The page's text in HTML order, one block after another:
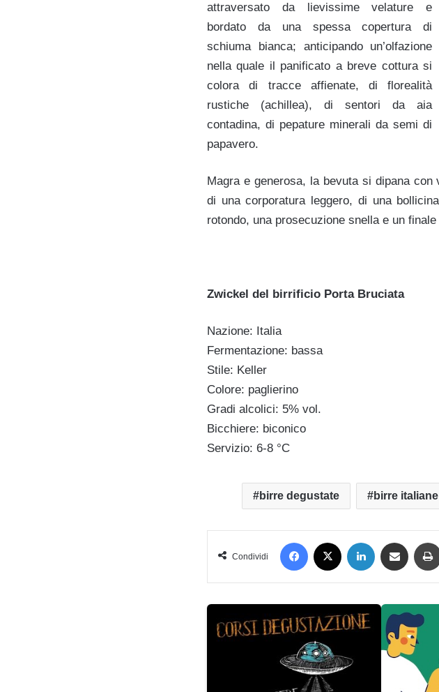
attraversato da lievissime velature e
bordato da una spessa copertura di
schiuma bianca; anticipando un’olfazione
nella quale il panificato a breve cottura si
colora di tracce affienate, di florealità
rustiche (achillea), di sentori da aia
contadina, di pepature minerali da semi di
papavero.
Magra e generosa, la bevuta si dipana
di una corporatura leggero, di una
rotondo, una prosecuzione snella e un
Zwickel del birrificio Porta Bruciata
Nazione: Italia
Fermentazione: bassa
Stile: Keller
Colore: paglierino
Gradi alcolici: 5% vol.
Bicchiere: biconico
Servizio: 6-8 °C
birre degustate birre italiane
Condividi
Facebook LinkedIn Condividi via mail